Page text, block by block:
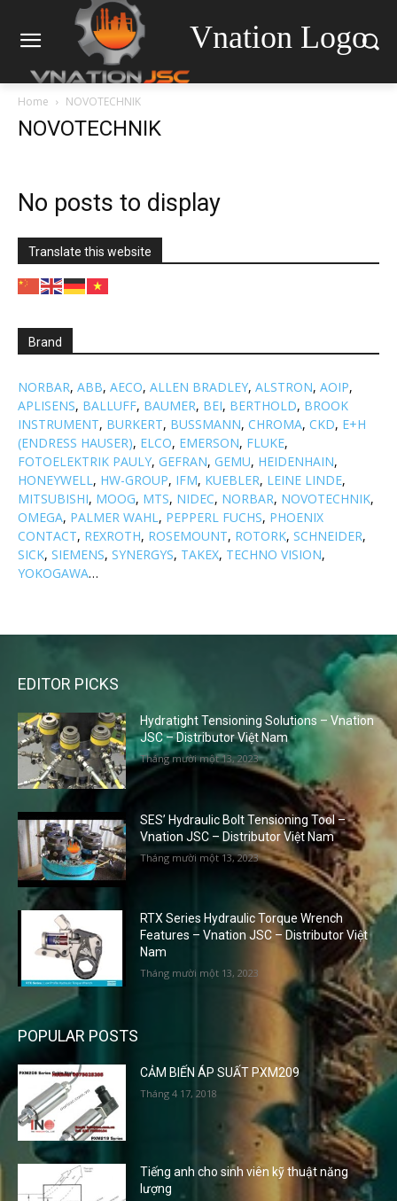
Vnation Logo
Home NOVOTECHNIK
NOVOTECHNIK
No posts to display
Translate this website
Brand
NORBAR, ABB, AECO, ALLEN BRADLEY, ALSTRON, AOIP,
APLISENS, BALLUFF, BAUMER, BEI, BERTHOLD, BROOK
INSTRUMENT, BURKERT, BUSSMANN, CHROMA, CKD, E+H
(ENDRESS HAUSER), ELCO, EMERSON, FLUKE,
FOTOELEKTRIK PAULY, GEFRAN, GEMU, HEIDENHAIN,
HONEYWELL, HW-GROUP, IFM, KUEBLER, LEINE LINDE,
MITSUBISHI, MOOG, MTS, NIDEC, NORBAR, NOVOTECHNIK,
OMEGA, PALMER WAHL, PEPPERL FUCHS, PHOENIX
CONTACT, REXROTH, ROSEMOUNT, ROTORK, SCHNEIDER,
SICK, SIEMENS, SYNERGYS, TAKEX, TECHNO VISION,
YOKOGAWA…
EDITOR PICKS
Hydratight Tensioning Solutions – Vnation
JSC – Distributor Việt Nam
Tháng mười một 13, 2023
SES’ Hydraulic Bolt Tensioning Tool –
Vnation JSC – Distributor Việt Nam
Tháng mười một 13, 2023
RTX Series Hydraulic Torque Wrench
Features – Vnation JSC – Distributor Việt
Nam
Tháng mười một 13, 2023
POPULAR POSTS
CẢM BIẾN ÁP SUẤT PXM209
Tháng 4 17, 2018
Tiếng anh cho sinh viên kỹ thuật năng
lượng